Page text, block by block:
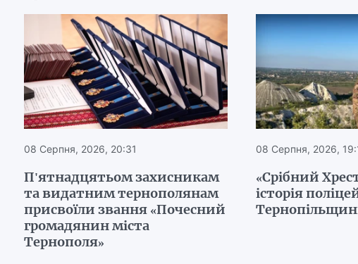
08 Серпня, 2026, 20:31
П'ятнадцятьом захисникам
та видатним тернополянам
присвоїли звання «Почесний
громадянин міста
Тернополя»
08 Серпня, 2026,
«Срібний
історія